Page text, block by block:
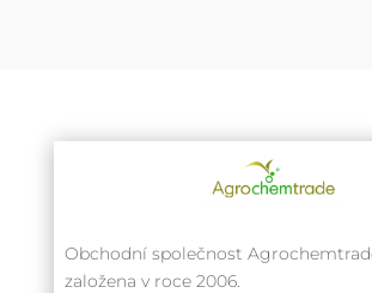
Obchodní společnost
založena v roce 2006.